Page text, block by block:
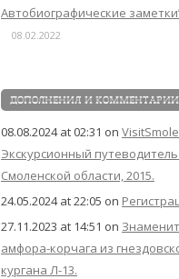
Автобиографические
08.02.2022
ДОПОЛНЕНИЯ И КОММЕНТАРИИ
08.08.2024 at 02:31 on
Экскурсионный
Смоленской области, 2015.
24.05.2024 at 22:05 on
27.11.2023 at 14:51 on
амфора-корчага из
кургана Л-13.